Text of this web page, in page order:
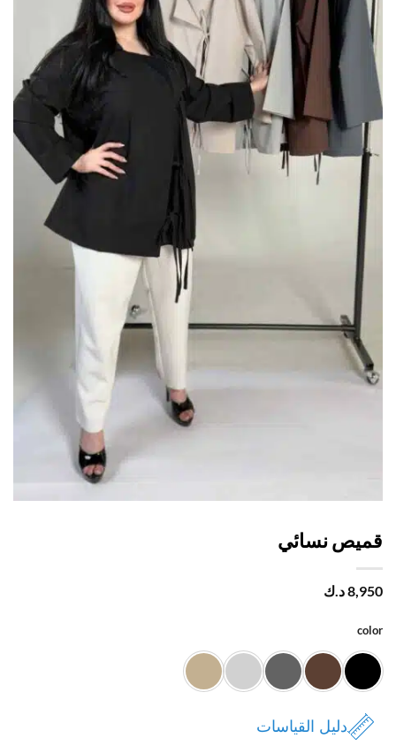
نسائي
د.ك
دليل القياسات